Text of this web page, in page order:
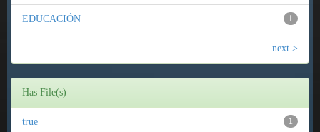
1
EDUCACIÓN
next >
Has File(s)
1
true